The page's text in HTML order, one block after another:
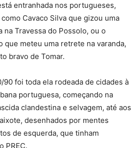
entranhada nos portugueses,
Cavaco Silva que gizou uma
na Travessa do Possolo, ou o
que meteu uma retrete na varanda,
bravo de Tomar.
90 foi toda ela rodeada de cidades à
portuguesa, começando na
clandestina e selvagem, até aos
desenhados por mentes
de esquerda, que tinham
PREC.